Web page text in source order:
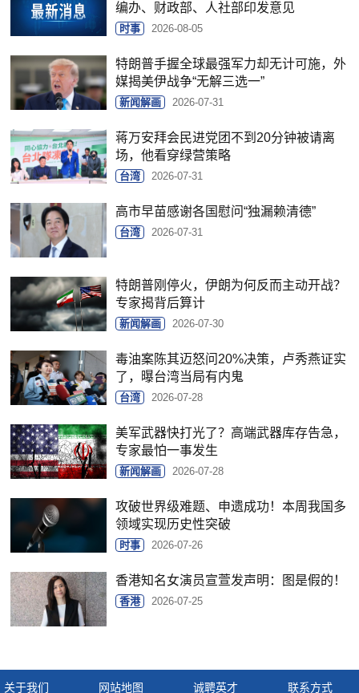
编办、财政部、人社部印发意见
时事 2026-08-05
特朗普手握全球最强军力却无计可施，外
媒揭美伊战争“无解三选一”
新闻解画 2026-07-31
蒋万安拜会民进党团不到20分钟被请离
场，他看穿绿营策略
台湾 2026-07-31
高市早苗感谢各国慰问“独漏赖清德”
台湾 2026-07-31
特朗普刚停火，伊朗为何反而主动开战？
专家揭背后算计
新闻解画 2026-07-30
毒油案陈其迈怒问20%决策，卢秀燕证实
了，曝台湾当局有内鬼
台湾 2026-07-28
美军武器快打光了？高端武器库存告急，
专家最怕一事发生
新闻解画 2026-07-28
攻破世界级难题、申遗成功！本周我国多
领域实现历史性突破
时事 2026-07-26
香港知名女演员宣萱发声明：图是假的！
香港 2026-07-25
关于我们 网站地图 诚聘英才 联系方式